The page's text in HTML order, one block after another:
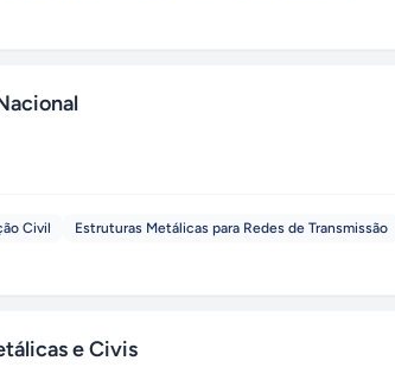
Civil
Estruturas Metálicas para Redes de Transmissão
e Civis